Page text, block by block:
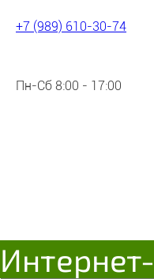
+7 (989) 610-30-74
Пн-Сб 8:00 - 17:00